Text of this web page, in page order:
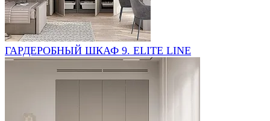
ГАРДЕРОБНЫЙ ШКАФ 9. ELITE LINE